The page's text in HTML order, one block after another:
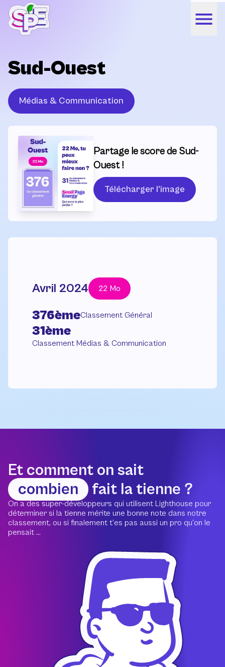
Sud-Ouest
Médias & Communication
Partage le score de Sud-
Ouest !
Télécharger l'image
Avril 2024 22 Mo
376èmeClassement Général
31ème
Classement Médias & Communication
Et comment on sait
combien
fait la tienne ?
On a des super-développeurs qui utilisent Lighthouse pour
déterminer si la tienne mérite une bonne note dans notre
classement, ou si finalement t’es pas aussi un pro qu’on le
pensait ...